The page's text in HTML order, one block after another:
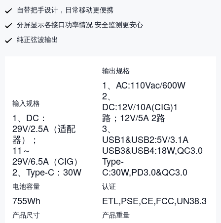
自带把手设计，日常移动更便携
分屏显示各接口功率情况 安全监测更安心
纯正弦波输出
输入规格
1、DC：
29V/2.5A（适配
器）；
11～
29V/6.5A（CIG）
2、Type-C：30W
输出规格
1、AC:110Vac/600W
2、
DC:12V/10A(CIG)1
路；12V/5A 2路
3、
USB1&USB2:5V/3.1A
USB3&USB4:18W,QC3.0
Type-
C:30W,PD3.0&QC3.0
电池容量
755Wh
认证
ETL,PSE,CE,FCC,UN38.3
产品尺寸 产品重量